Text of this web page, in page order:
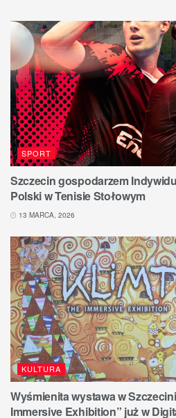
SPORT
Szczecin gospodarzem
Polski w Tenisie Stołowym
13 MARCA, 2026
KULTURA
Wyśmienita wystawa w
Immersive Exhibition” już w